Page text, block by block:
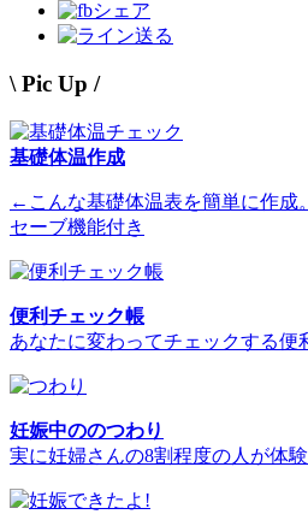
シェア
送る
\ Pic Up /
基礎体温作成
←こんな基礎体温表を簡単に作成
セーブ機能付き
便利チェック帳
あなたに変わってチェックする便
妊娠中ののつわり
実に妊婦さんの8割程度の人が体